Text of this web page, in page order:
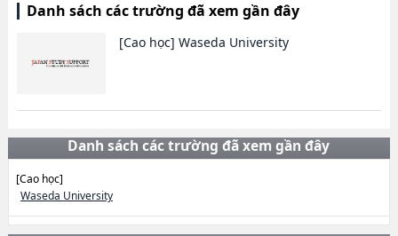
Danh sách các trường đã xem gần đây
[Cao học] Waseda University
Danh sách các trường đã xem gần đây
[Cao học]
Waseda University